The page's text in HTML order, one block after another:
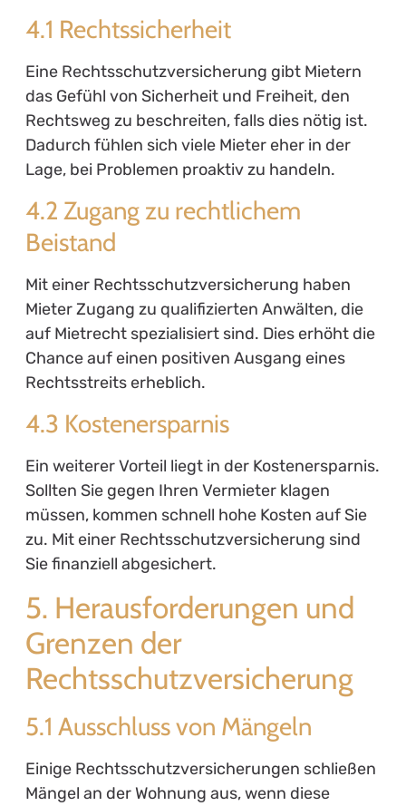
4.1 Rechtssicherheit
Eine Rechtsschutzversicherung gibt Mietern
das Gefühl von Sicherheit und Freiheit, den
Rechtsweg zu beschreiten, falls dies nötig ist.
Dadurch fühlen sich viele Mieter eher in der
Lage, bei Problemen proaktiv zu handeln.
4.2 Zugang zu rechtlichem
Beistand
Mit einer Rechtsschutzversicherung haben
Mieter Zugang zu qualifizierten Anwälten, die
auf Mietrecht spezialisiert sind. Dies erhöht die
Chance auf einen positiven Ausgang eines
Rechtsstreits erheblich.
4.3 Kostenersparnis
Ein weiterer Vorteil liegt in der Kostenersparnis.
Sollten Sie gegen Ihren Vermieter klagen
müssen, kommen schnell hohe Kosten auf Sie
zu. Mit einer Rechtsschutzversicherung sind
Sie finanziell abgesichert.
5. Herausforderungen und
Grenzen der
Rechtsschutzversicherung
5.1 Ausschluss von Mängeln
Einige Rechtsschutzversicherungen schließen
Mängel an der Wohnung aus, wenn diese